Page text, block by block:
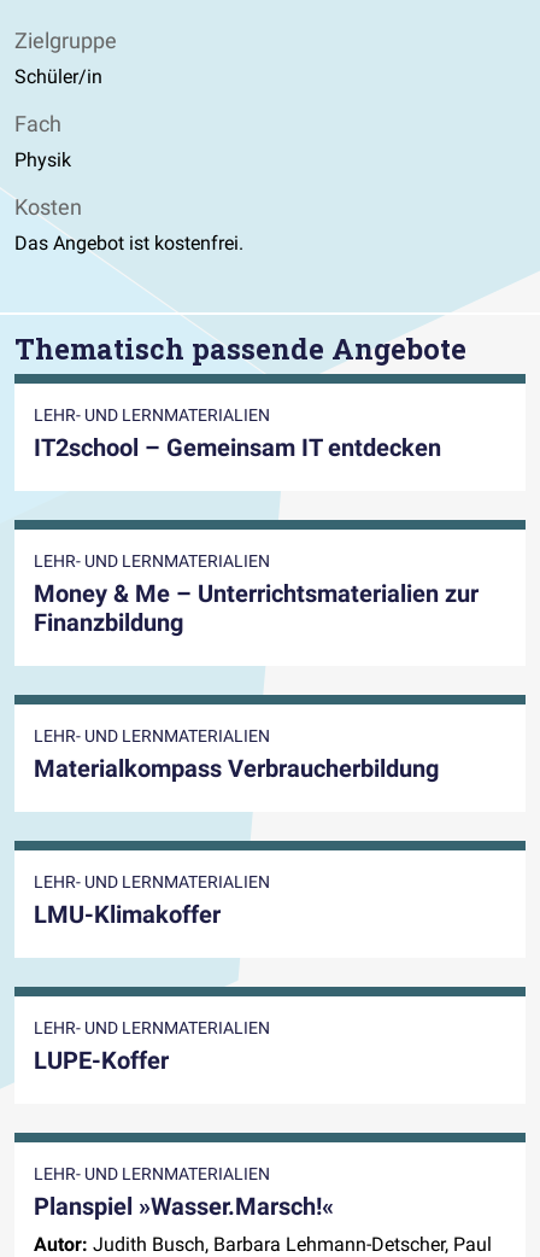
Zielgruppe
Schüler/in
Fach
Physik
Kosten
Das Angebot ist kostenfrei.
Thematisch passende Angebote
LEHR- UND LERNMATERIALIEN
IT2school – Gemeinsam IT entdecken
LEHR- UND LERNMATERIALIEN
Money & Me – Unterrichtsmaterialien zur
Finanzbildung
LEHR- UND LERNMATERIALIEN
Materialkompass Verbraucherbildung
LEHR- UND LERNMATERIALIEN
LMU-Klimakoffer
LEHR- UND LERNMATERIALIEN
LUPE-Koffer
LEHR- UND LERNMATERIALIEN
Planspiel »Wasser.Marsch!«
Autor: Judith Busch, Barbara Lehmann-Detscher, Paul